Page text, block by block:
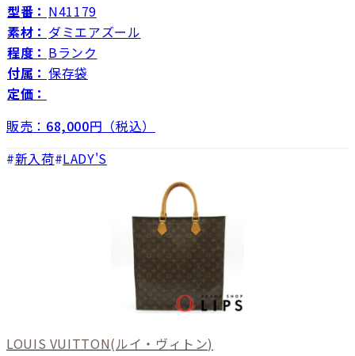
型番： N41179
素材： ダミエアズール
程度： Bランク
付属： 保存袋
定価：
販売： 68,000円（税込）
新入荷 LADY'S
LOUIS VUITTON(ルイ・ヴィトン)